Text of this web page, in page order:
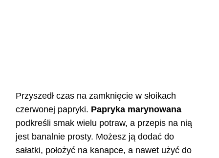
Przyszedł czas na zamknięcie w słoikach
czerwonej papryki. Papryka marynowana
podkreśli smak wielu potraw, a przepis na nią
jest banalnie prosty. Możesz ją dodać do
sałatki, położyć na kanapce, a nawet użyć do